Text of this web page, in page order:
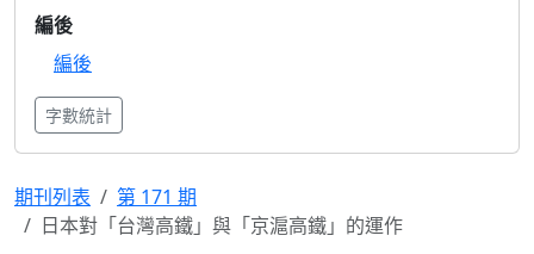
編後
編後
字數統計
期刊列表
第 171 期
日本對「台灣高鐵」與「京滬高鐵」的運作